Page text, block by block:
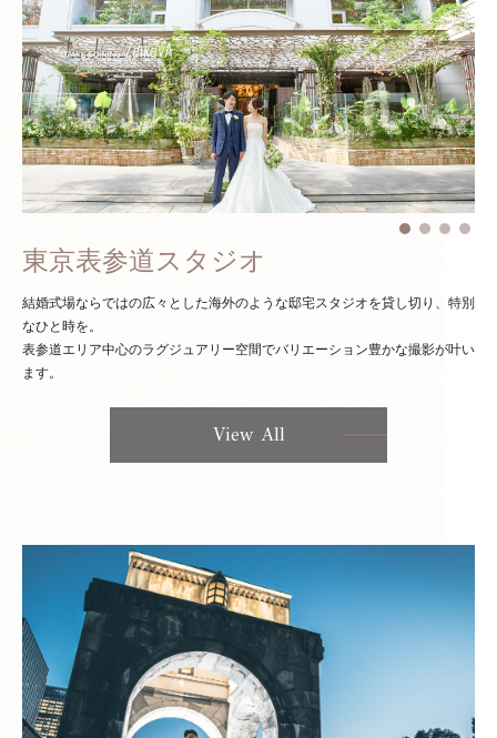
東京表参道スタジオ
結婚式場ならではの広々とした海外のような邸宅スタジオを貸し切り、特別
なひと時を。
表参道エリア中心のラグジュアリー空間でバリエーション豊かな撮影が叶い
ます。
View All